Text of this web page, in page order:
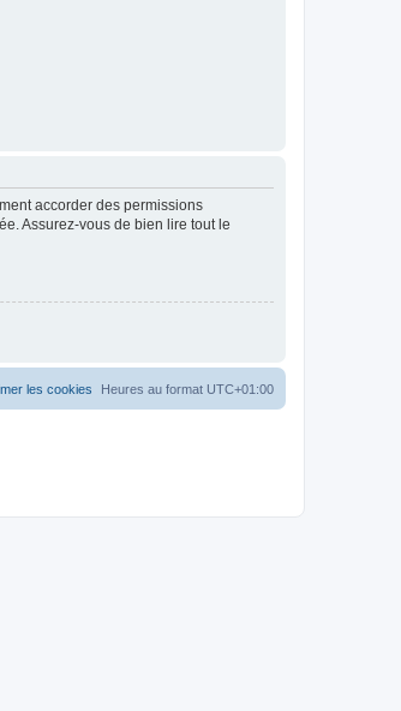
accorder des permissions
Assurez-vous de bien lire tout le
Heures au format UTC+01:00
les cookies